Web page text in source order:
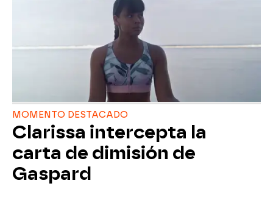
MOMENTO DESTACADO
Clarissa intercepta la
carta de dimisión de
Gaspard